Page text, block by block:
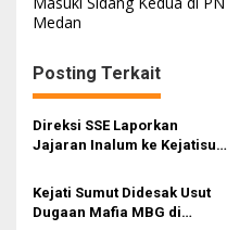
v
i
g
a
s
i
p
Medan
Posting Terkait
Direksi SSE Laporkan
Jajaran Inalum ke Kejatisu
Pengadaan Barang dan
Rekayasa Tender
Kejati Sumut Didesak Usut
Dugaan Mafia MBG di